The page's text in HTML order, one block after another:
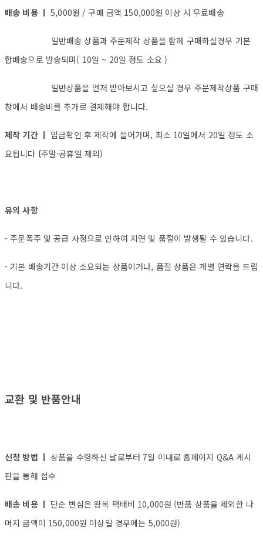
배송 비용 ㅣ5,000원 / 구매 금액 150,000원 이상 시 무료배송
일반배송 상품과 주문제작 상품을 함께 구매하실경우 기본
합배송으로 발송되며( 10일 ~ 20일 정도 소요 )
일반상품을 먼저 받아보시고 싶으실 경우 주문제작상품 구매
창에서 배송비를 추가로 결제해야 합니다.
제작 기간 ㅣ 입금확인 후 제작에 들어가며, 최소 10일에서 20일 정도 소
요됩니다 (주말·공휴일 제외)
유의 사항
- 주문폭주 및 공급 사정으로 인하여 지연 및 품절이 발생될 수 있습니다.
- 기본 배송기간 이상 소요되는 상품이거나, 품절 상품은 개별 연락을 드립
니다.
교환 및 반품안내
신청 방법 ㅣ상품을 수령하신 날로부터 7일 이내로 홈페이지 Q&A 게시
판을 통해 접수
배송 비용 ㅣ 단순 변심은 왕복 택배비 10,000원 (반품 상품을 제외한 나
머지 금액이 150,000원 이상일 경우에는 5,000원)